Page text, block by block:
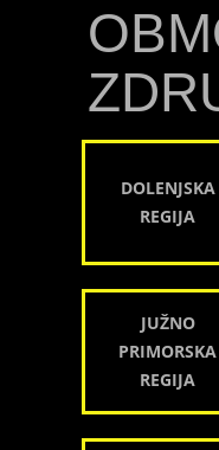
DOLENJSKA
REGIJA
JUŽNO
PRIMORSKA
REGIJA